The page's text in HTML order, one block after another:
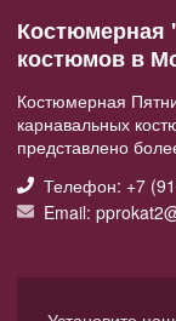
Костюмерная
костюмов в
Костюмерная
карнавальных
представлено
Телефон: +7
Email: